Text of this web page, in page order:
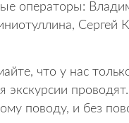
операторы:
Сергей
что у нас
экскурсии
поводу, и без